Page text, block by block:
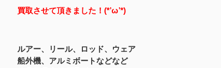
買取させて頂きました！(*’ω’*)
ルアー、リール、ロッド、ウェア
船外機、アルミボートなどなど